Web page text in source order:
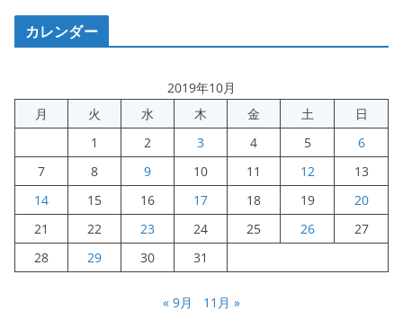
カレンダー
2019年10月
月
火 水 木 金 土
日
1
2 3 4 5
6
7
8 9 10 11 12
13
14
15 16 17 18 19
20
21
22 23 24 25 26
27
28
29 30 31
« 9月 11月 »